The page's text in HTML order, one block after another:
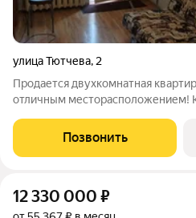
улица Тютчева, 2
Продается двухкомнатная
отличным месторасположением!
Две просторные изолированные
между ними. В одной из комнат
Позвонить
12 330 000 ₽